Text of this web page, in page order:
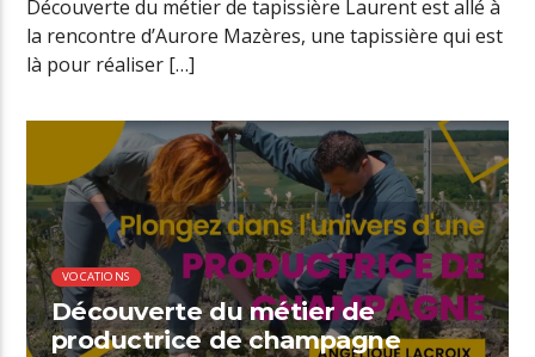
Découverte du métier de tapissière Laurent est allé à
la rencontre d’Aurore Mazères, une tapissière qui est
là pour réaliser […]
00:34 READ TIME
VOCATIONS
Découverte du métier de
productrice de champagne